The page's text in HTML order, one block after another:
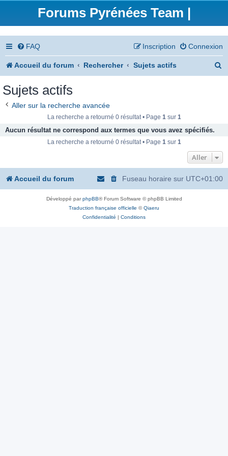
Forums Pyrénées Team |
FAQ Connexion
Inscription
Accueil du forum Rechercher Sujets actifs
e
Sujets actifs
Aller sur la recherche avancée
La recherche a retourné 0 résultat • Page 1sur 1
Aucun résultat ne correspond aux termes que vous avez spécifiés.
La recherche a retourné 0 résultat • Page 1sur 1
Aller
Accueil du forum Fuseau horaire sur UTC+01:00
Développé parphpBB® Forum Software © phpBB Limited
Traduction française officielle ©Qiaeru
Confidentialité | Conditions